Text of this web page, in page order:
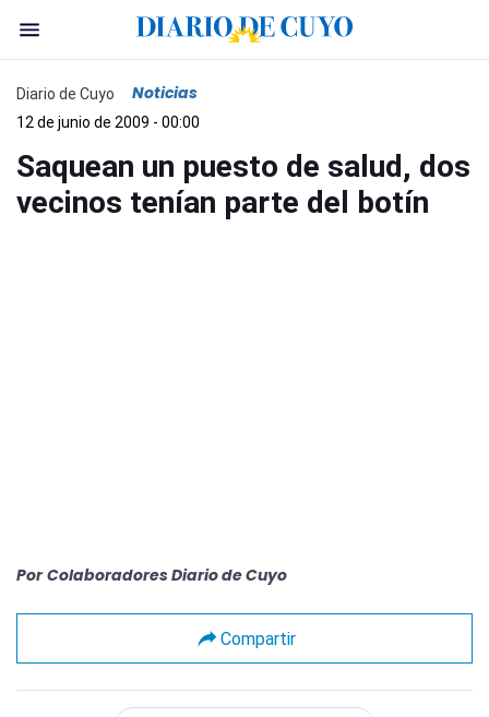
Diario de Cuyo Noticias
12 de junio de 2009 - 00:00
Saquean un puesto de salud, dos
vecinos tenían parte del botín
Por Colaboradores Diario de Cuyo
Compartir